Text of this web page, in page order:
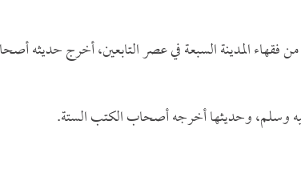
فقهاء المدينة السبعة في عصر التابعين، أخرج حديثه
وسلم، وحديثها أخرجه أصحاب الكتب الستة.